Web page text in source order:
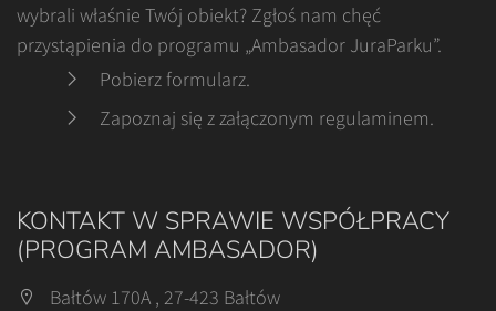
wybrali właśnie Twój obiekt? Zgłoś nam chęć
przystąpienia do programu „Ambasador JuraParku”.
Pobierz formularz.
Zapoznaj się z załączonym regulaminem.
KONTAKT W SPRAWIE WSPÓŁPRACY
(PROGRAM AMBASADOR)
Bałtów 170A , 27-423 Bałtów